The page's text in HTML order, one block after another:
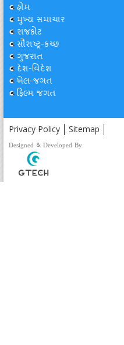
હોમ
મુખ્ય સમાચાર
રાજકોટ
સૌરાષ્ટ્ર-કચ્છ
ગુજરાત
દેશ-વિદેશ
ખેલ-જગત
ફિલ્મ જગત
Privacy Policy Sitemap
Designed & Developed By